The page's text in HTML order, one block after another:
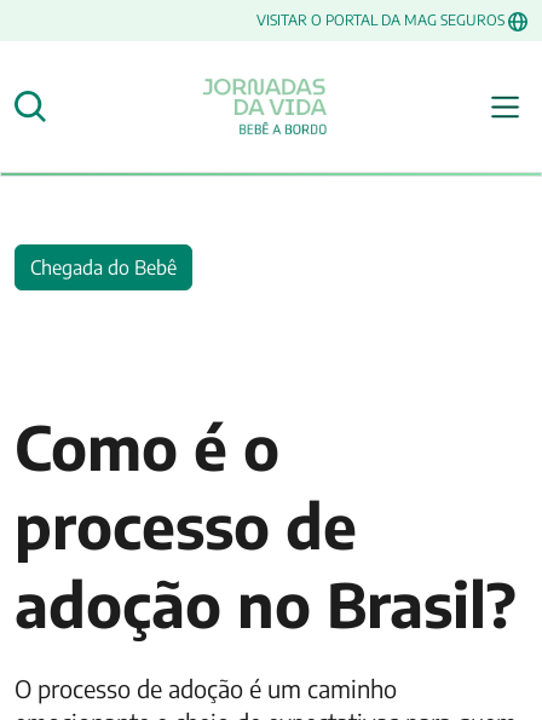
VISITAR O PORTAL DA MAG SEGUROS
Chegada do Bebê
Como é o
processo de
adoção no Brasil?
O processo de adoção é um caminho